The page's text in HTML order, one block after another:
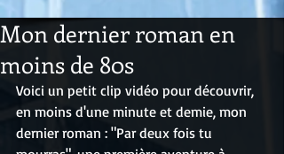
Mon dernier roman en
moins de 80s
Voici un petit clip vidéo pour découvrir,
en moins d'une minute et demie, mon
dernier roman : "Par deux fois tu